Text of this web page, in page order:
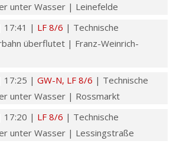
unter Wasser | Leinefelde
17:41 | LF 8/6 | Technische
überflutet | Franz-Weinrich-
17:25 | GW-N, LF 8/6 | Technische
unter Wasser | Rossmarkt
17:20 | LF 8/6 | Technische
unter Wasser | Lessingstraße